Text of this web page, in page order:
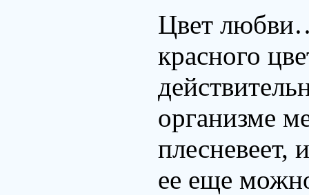
Цвет
красного
организме
плесневеет,
ее еще